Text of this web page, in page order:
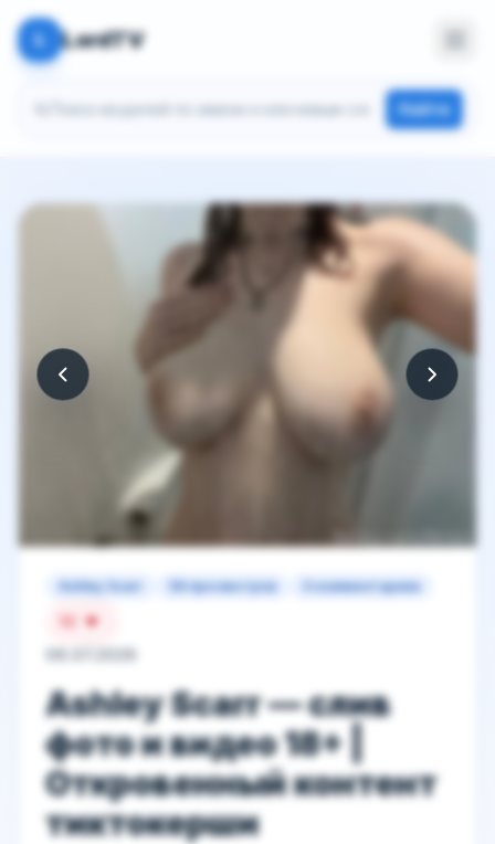
L LordTV
Найти
Ashley Scarr 58 просмотров 0 комментариев
06.07.2026
Ashley Scarr — слив
фото и видео 18+ |
Откровенный контент
тиктокерши